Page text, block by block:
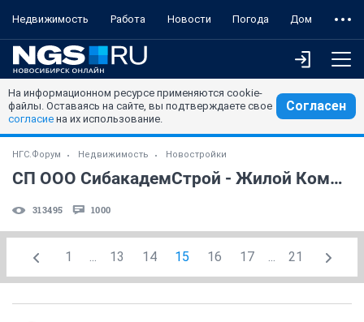
Недвижимость Работа Новости Погода Дом
На информационном ресурсе применяются cookie-
файлы. Оставаясь на сайте, вы подтверждаете свое
согласие на их использование.
Согласен
НГС.Форум Недвижимость Новостройки
СП ООО СибакадемСтрой - Жилой Комплекс Панорама (Н.Данченко) (часть 3)
313495 1000
1 ... 13 14 15 16 17 ... 21